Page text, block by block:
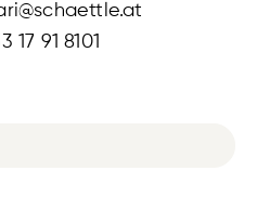
17 91 8101